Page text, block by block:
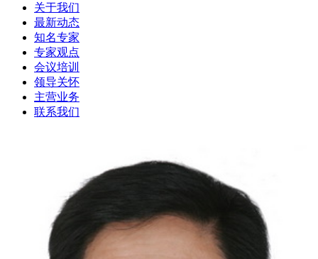
关于我们
最新动态
知名专家
专家观点
会议培训
领导关怀
主营业务
联系我们